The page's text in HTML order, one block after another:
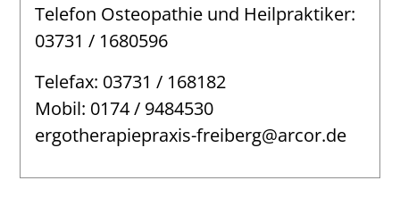
Telefon Osteopathie und Heilpraktiker:
03731 / 1680596
Telefax: 03731 / 168182
Mobil: 0174 / 9484530
ergotherapiepraxis-freiberg@arcor.de